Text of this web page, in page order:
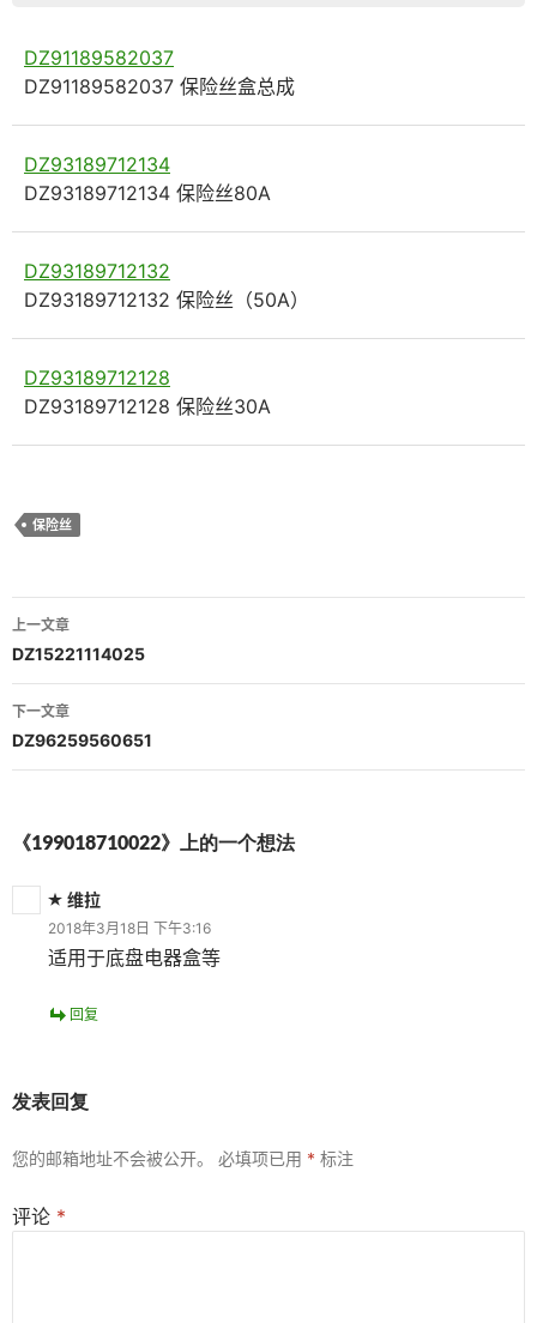
DZ91189582037
DZ91189582037 保险丝盒总成
DZ93189712134
DZ93189712134 保险丝80A
DZ93189712132
DZ93189712132 保险丝（50A）
DZ93189712128
DZ93189712128 保险丝30A
保险丝
文
章
导
航
上一文章
DZ15221114025
下一文章
DZ96259560651
《199018710022》上的一个想法
维拉
2018年3月18日 下午3:16
适用于底盘电器盒等
回复
发表回复
您的邮箱地址不会被公开。 必填项已用 * 标注
评论 *